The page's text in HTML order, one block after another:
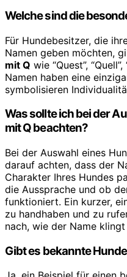
Welche sind die
Für Hundebesitzer, die
Namen geben möchten,
mit Q wie “Quest”,
Namen haben eine
symbolisieren
Was sollte ich bei der
mit Q beachten?
Bei der Auswahl eines
darauf achten, dass der
Charakter Ihres Hundes
die Aussprache und ob
funktioniert. Ein kurzer,
zu handhaben und zu
nach, wie der Name
Gibt es bekannte